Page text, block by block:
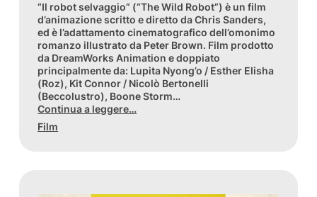
“Il robot selvaggio” (“The Wild Robot”) è un film
d’animazione scritto e diretto da Chris Sanders,
ed è l’adattamento cinematografico dell’omonimo
romanzo illustrato da Peter Brown. Film prodotto
da DreamWorks Animation e doppiato
principalmente da: Lupita Nyong’o / Esther Elisha
(Roz), Kit Connor / Nicolò Bertonelli
(Beccolustro), Boone Storm…
Continua a leggere…
Film